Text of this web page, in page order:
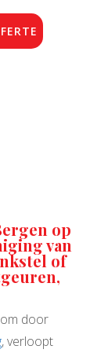
op
van
of
door
, verloopt